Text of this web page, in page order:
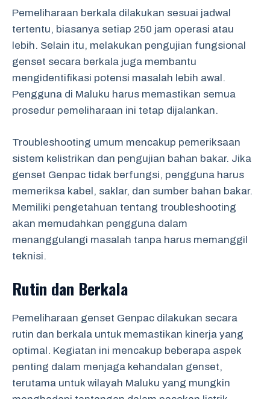
Pemeliharaan berkala dilakukan sesuai jadwal
tertentu, biasanya setiap 250 jam operasi atau
lebih. Selain itu, melakukan pengujian fungsional
genset secara berkala juga membantu
mengidentifikasi potensi masalah lebih awal.
Pengguna di Maluku harus memastikan semua
prosedur pemeliharaan ini tetap dijalankan.
Troubleshooting umum mencakup pemeriksaan
sistem kelistrikan dan pengujian bahan bakar. Jika
genset Genpac tidak berfungsi, pengguna harus
memeriksa kabel, saklar, dan sumber bahan bakar.
Memiliki pengetahuan tentang troubleshooting
akan memudahkan pengguna dalam
menanggulangi masalah tanpa harus memanggil
teknisi.
Rutin dan Berkala
Pemeliharaan genset Genpac dilakukan secara
rutin dan berkala untuk memastikan kinerja yang
optimal. Kegiatan ini mencakup beberapa aspek
penting dalam menjaga kehandalan genset,
terutama untuk wilayah Maluku yang mungkin